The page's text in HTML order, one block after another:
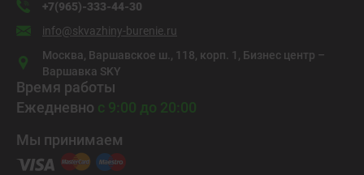
+7(965)-333-44-30
info@skvazhiny-burenie.ru
Москва, Варшавское ш., 118, корп. 1, Бизнес центр –
Варшавка SKY
Время работы
Ежедневно с 9:00 до 20:00
Мы принимаем